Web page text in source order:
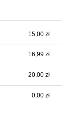
15,00 zł
16,99 zł
20,00 zł
0,00 zł